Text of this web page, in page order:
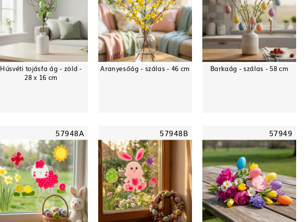
Húsvéti tojásfa ág - zöld -
28 x 16 cm
Aranyesőág - szálas - 46 cm Barkaág - szálas - 58 cm
57948A 57948B 57949